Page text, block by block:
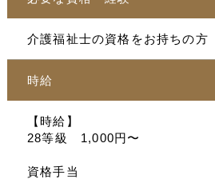
介護福祉士の資格をお持ちの方
時給
【時給】
28等級 1,000円〜
資格手当